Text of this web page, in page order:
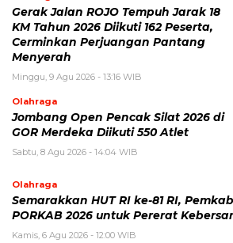
Gerak Jalan ROJO Tempuh Jarak 18
KM Tahun 2026 Diikuti 162 Peserta,
Cerminkan Perjuangan Pantang
Menyerah
Minggu, 9 Agu 2026 - 13:16 WIB
Olahraga
Jombang Open Pencak Silat 2026 di
GOR Merdeka Diikuti 550 Atlet
Sabtu, 8 Agu 2026 - 14:04 WIB
Olahraga
Semarakkan HUT RI ke-81 RI,
PORKAB 2026 untuk Pererat
Kamis, 6 Agu 2026 - 12:00 WIB